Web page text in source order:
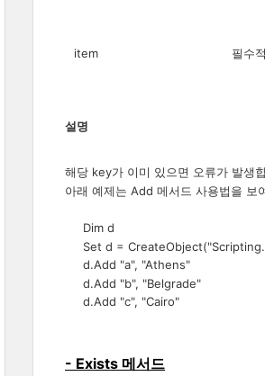
item 필수
설명
해당 key가 이미 있으면 오류가 발생
아래 예제는 Add 메서드 사용법을 보
Dim d '변수를
Set d =
d.Add "a", "Athens" '
d.Add "b", "Belgrade"
d.Add "c", "Cairo"
- Exists 메서드